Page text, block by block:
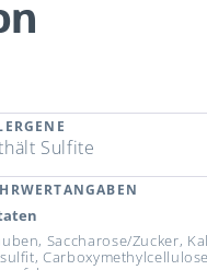
Sulfite
Saccharose/Zucker,